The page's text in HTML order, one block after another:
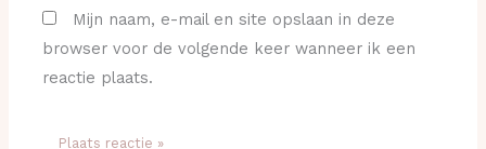
Mijn naam, e-mail en site opslaan in deze
browser voor de volgende keer wanneer ik een
reactie plaats.